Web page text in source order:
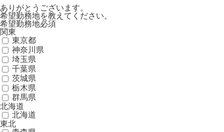
ありがとうございます。
希望勤務地を教えてください。
希望勤務地必須
関東
東京都
神奈川県
埼玉県
千葉県
茨城県
栃木県
群馬県
北海道
北海道
東北